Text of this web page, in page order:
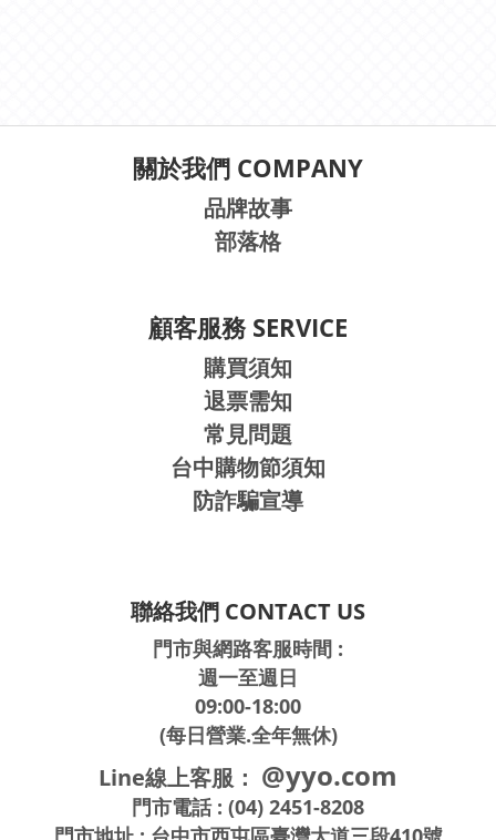
關於我們 COMPANY
品牌故事
部落格
顧客服務 SERVICE
購買須知
退票需知
常見問題
台中購物節須知
防詐騙宣導
聯絡我們 CONTACT US
門市與網路客服時間 :
週一至週日
09:00-18:00
(每日營業.全年無休)
Line線上客服： @yyo.com
門市電話 : (04) 2451-8208